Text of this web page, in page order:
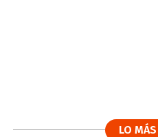
LO